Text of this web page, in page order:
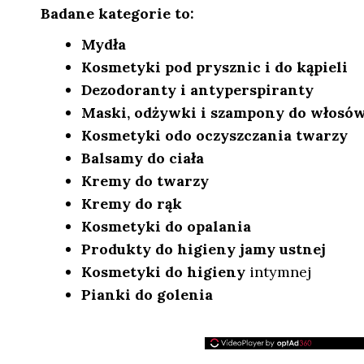
Badane kategorie to:
Mydła
Kosmetyki pod prysznic i do kąpieli
Dezodoranty i antyperspiranty
Maski, odżywki i szampony do
Kosmetyki odo oczyszczania twarzy
Balsamy do ciała
Kremy do twarzy
Kremy do rąk
Kosmetyki do opalania
Produkty do higieny jamy ustnej
Kosmetyki do higieny intymnej
Pianki do golenia